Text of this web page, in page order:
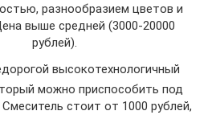
разнообразием цветов и
выше средней (3000-20000
рублей).
высокотехнологичный
можно приспособить под
стоит от 1000 рублей,